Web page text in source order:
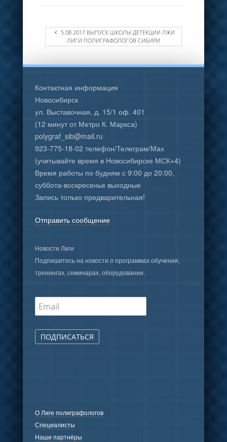
5.08.2017 ВЫПУСК ШКОЛЫ ДЕТЕКЦИИ ЛЖИ
ЛИГИ ПОЛИГРАФОЛОГОВ СИБИРИ
Контактная информация
Новосибирск
ул. Выставочная, д. 15/1 оф. 401
(12 минут от Метро К. Маркса)
polygraf_sib@mail.ru
923-775-18-02 телефон/Телеграм/Мах
(учитывайте время в Новосибирске МСК+4)
Время работы по будням с 9:00 до 20:00,
суббота-воскресенье выходные
Запись только предварительная!
Отправить сообщение
Новости Лиги
Подпишитесь на новости о программах обучения,
тренингах, семинарах, оборудовании.
ПОДПИСАТЬСЯ
О Лиге полиграфологов
Специалисты
Наши партнёры